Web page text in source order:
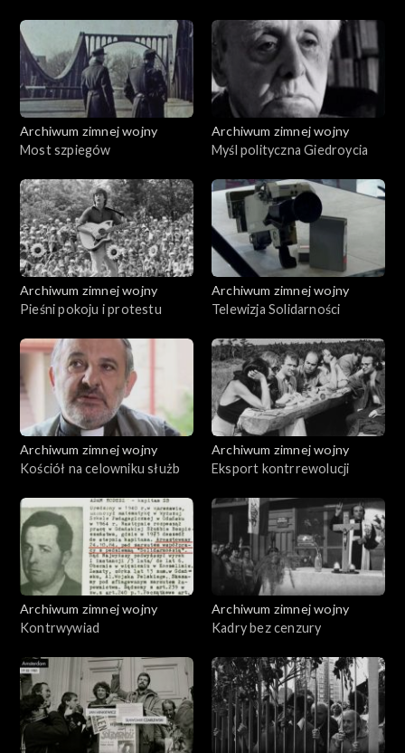
Archiwum zimnej wojny
Most szpiegów
Archiwum zimnej wojny
Myśl polityczna Giedroycia
Archiwum zimnej wojny
Pieśni pokoju i protestu
Archiwum zimnej wojny
Telewizja Solidarności
Archiwum zimnej wojny
Kościół na celowniku służb
Archiwum zimnej wojny
Eksport kontrrewolucji
Archiwum zimnej wojny
Kontrwywiad
Archiwum zimnej wojny
Kadry bez cenzury